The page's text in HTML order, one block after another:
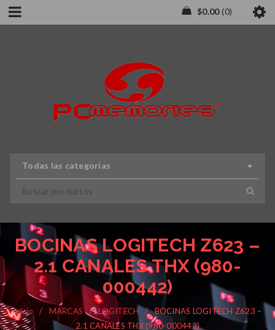
$0.00 0
Todas las categorias
BOCINAS LOGITECH Z623 –
2.1 CANALES THX (980-
000442)
Inicio / MARCAS / LOGITECH /
BOCINAS LOGITECH Z623 –
2.1 CANALES THX (980-000442)